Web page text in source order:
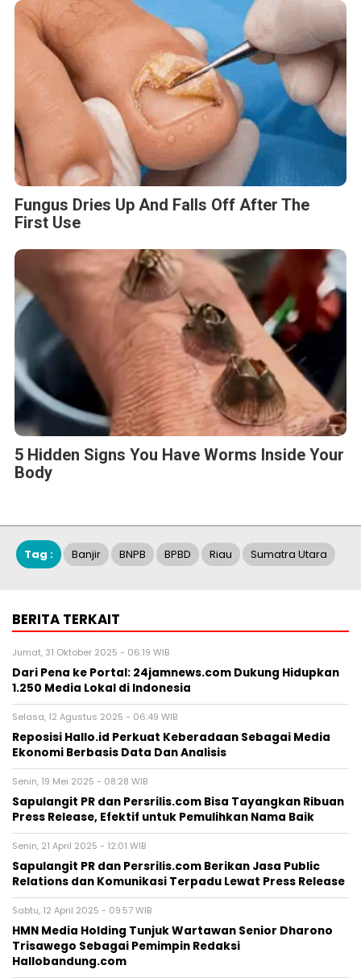
Fungus Dries Up And Falls Off After The
First Use
5 Hidden Signs You Have Worms Inside Your
Body
Tag : Banjir BNPB BPBD Riau Sumatra Utara
BERITA TERKAIT
Jumat, 31 Oktober 2025 - 06:19 WIB
Dari Pena ke Portal: 24jamnews.com Dukung Hidupkan
1.250 Media Lokal di Indonesia
Selasa, 12 Agustus 2025 - 06:49 WIB
Reposisi Hallo.id Perkuat Keberadaan Sebagai Media
Ekonomi Berbasis Data Dan Analisis
Senin, 19 Mei 2025 - 08:28 WIB
Sapulangit PR dan Persrilis.com Bisa Tayangkan Ribuan
Press Release, Efektif untuk Pemulihkan Nama Baik
Senin, 21 April 2025 - 12:01 WIB
Sapulangit PR dan Persrilis.com Berikan Jasa Public
Relations dan Komunikasi Terpadu Lewat Press Release
Sabtu, 12 April 2025 - 09:57 WIB
HMN Media Holding Tunjuk Wartawan Senior Dharono
Trisawego Sebagai Pemimpin Redaksi
Hallobandung.com